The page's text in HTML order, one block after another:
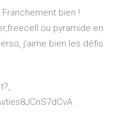
bien !
ou pyramide en
j’aime bien les défis